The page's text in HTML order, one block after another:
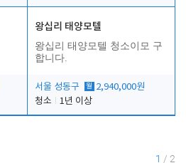
왕십리 태양모텔
왕십리 태양모텔 청소이모 구
합니다.
서울 성동구 월 2,940,000원
청소
1년 이상
1 / 2